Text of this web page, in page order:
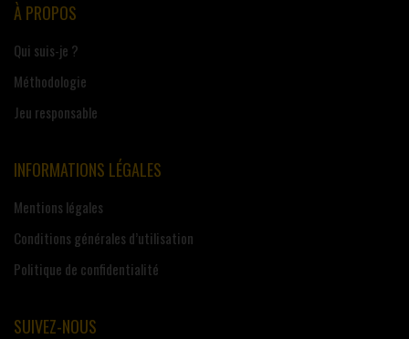
À PROPOS
Qui suis-je ?
Méthodologie
Jeu responsable
INFORMATIONS LÉGALES
Mentions légales
Conditions générales d’utilisation
Politique de confidentialité
SUIVEZ-NOUS